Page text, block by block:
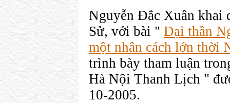
Nguyễn Đắc Xuân khai
Sử, với bài " Đại thần
một nhân cách lớn thời
trình bày tham luận
Hà Nội Thanh Lịch "
10-2005.